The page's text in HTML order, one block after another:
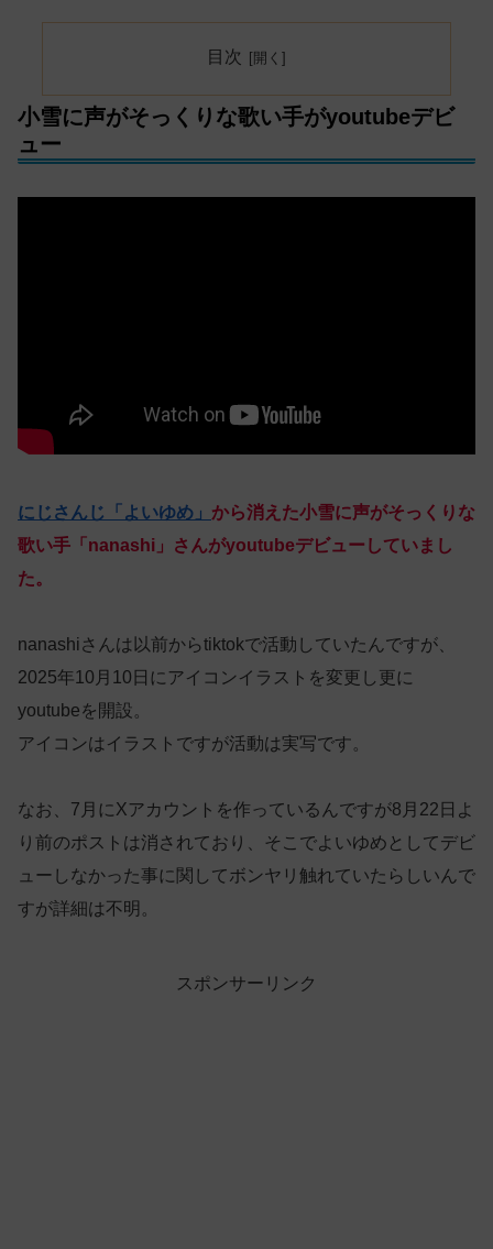
目次
小雪に声がそっくりな歌い手がyoutubeデビ
ュー
にじさんじ「よいゆめ」 から消えた小雪に声がそっくりな
歌い手「nanashi」さんがyoutubeデビューしていまし
た。
nanashiさんは以前からtiktokで活動していたんですが、
2025年10月10日にアイコンイラストを変更し更に
youtubeを開設。
アイコンはイラストですが活動は実写です。
なお、7月にXアカウントを作っているんですが8月22日よ
り前のポストは消されており、そこでよいゆめとしてデビ
ューしなかった事に関してボンヤリ触れていたらしいんで
すが詳細は不明。
スポンサーリンク